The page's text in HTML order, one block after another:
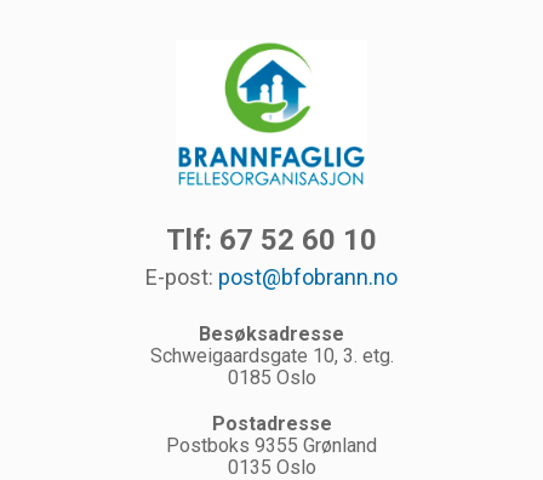
Tlf: 67 52 60 10
E-post: post@bfobrann.no
Besøksadresse
Schweigaardsgate 10, 3. etg.
0185 Oslo
Postadresse
Postboks 9355 Grønland
0135 Oslo